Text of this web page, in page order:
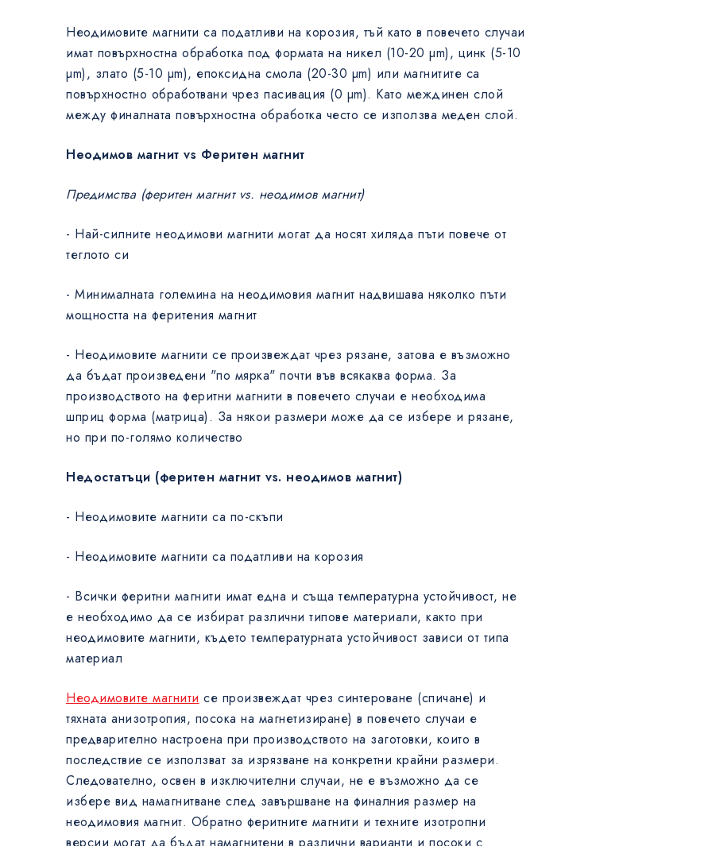
Неодимовите магнити са податливи на корозия, тъй като в повечето случаи
имат повърхностна обработка под формата на никел (10-20 µm), цинк (5-10
µm), злато (5-10 µm), епоксидна смола (20-30 µm) или магнитите са
повърхностно обработвани чрез пасивация (0 µm). Като междинен слой
между финалната повърхностна обработка често се използва меден слой.
Неодимов магнит vs Феритен магнит
Предимства (феритен магнит vs. неодимов магнит)
- Най-силните неодимови магнити могат да носят хиляда пъти повече от
теглото си
- Минималната големина на неодимовия магнит надвишава няколко пъти
мощността на феритения магнит
- Неодимовите магнити се произвеждат чрез рязане, затова е възможно
да бъдат произведени "по мярка" почти във всякаква форма. За
производството на феритни магнити в повечето случаи е необходима
шприц форма (матрица). За някои размери може да се избере и рязане,
но при по-голямо количество
Недостатъци (феритен магнит vs. неодимов магнит)
- Неодимовите магнити са по-скъпи
- Неодимовите магнити са податливи на корозия
- Всички феритни магнити имат една и съща температурна устойчивост, не
е необходимо да се избират различни типове материали, както при
неодимовите магнити, където температурната устойчивост зависи от типа
материал
Неодимовите магнити се произвеждат чрез синтероване (спичане) и
тяхната анизотропия, посока на магнетизиране) в повечето случаи е
предварително настроена при производството на заготовки, които в
последствие се използват за изрязване на конкретни крайни размери.
Следователно, освен в изключителни случаи, не е възможно да се
избере вид намагнитване след завършване на финалния размер на
неодимовия магнит. Обратно феритните магнити и техните изотропни